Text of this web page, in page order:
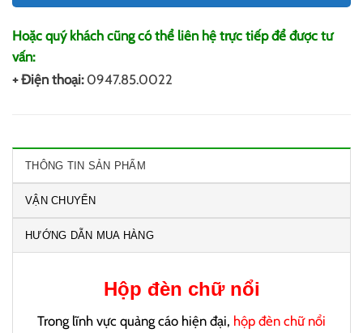
Hoặc quý khách cũng có thể liên hệ trực tiếp để được tư
vấn:
+ Điện thoại: 0947.85.0022
THÔNG TIN SẢN PHẨM
VẬN CHUYỂN
HƯỚNG DẪN MUA HÀNG
Hộp đèn chữ nổi
Trong lĩnh vực quảng cáo hiện đại, hộp đèn chữ nổi